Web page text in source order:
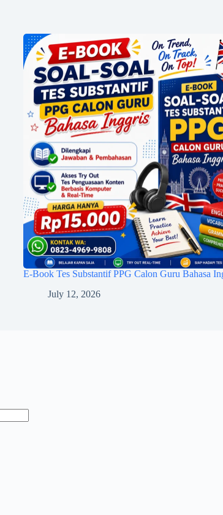
E-Book Tes Substantif PPG Calon Guru Bahasa
July 12, 2026